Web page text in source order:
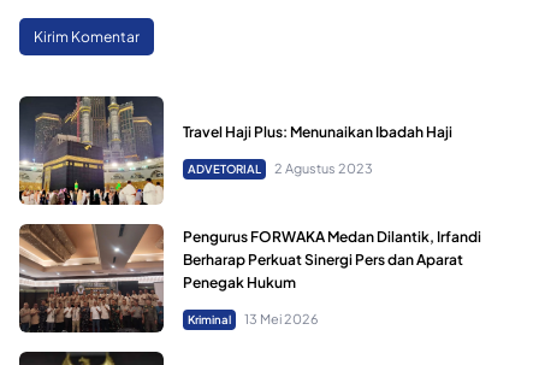
Travel Haji Plus: Menunaikan Ibadah Haji
ADVETORIAL 2 Agustus 2023
Pengurus FORWAKA Medan Dilantik, Irfandi
Berharap Perkuat Sinergi Pers dan Aparat
Penegak Hukum
Kriminal 13 Mei 2026